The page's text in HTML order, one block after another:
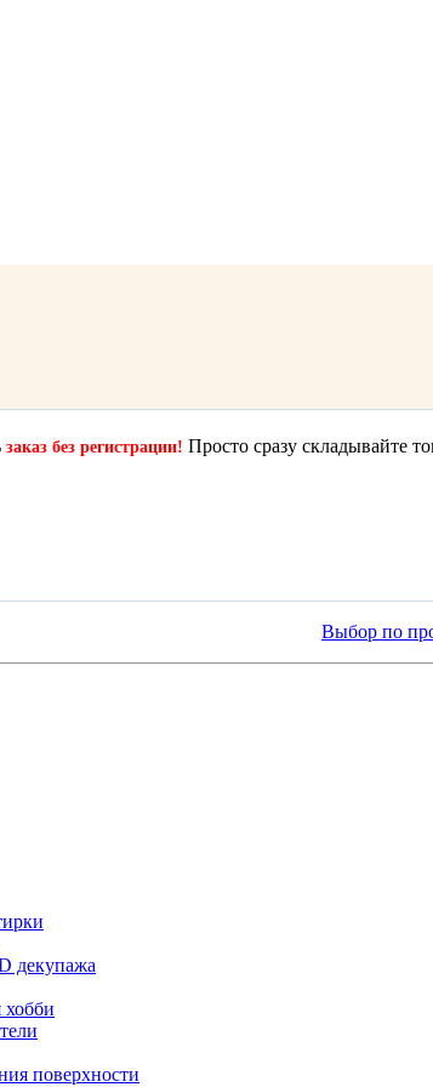
заказ без регистрации! Просто сразу складывайте
Выбор по
декупажа
хобби
поверхности